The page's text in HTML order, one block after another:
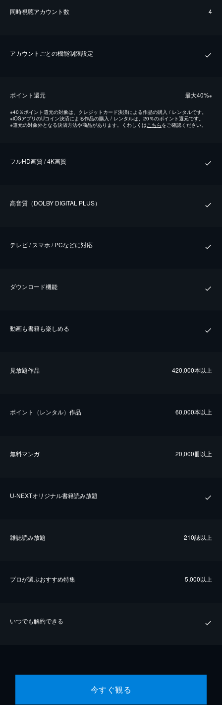
同時視聴アカウント数 4
アカウントごとの機能制限設定
ポイント還元 最⼤40%※
※40％ポイント還元の対象は、クレジットカード決済による作品の購入 / レンタルです。
※iOSアプリのUコイン決済による作品の購入 / レンタルは、20％のポイント還元です。
※還元の対象外となる決済方法や商品があります。くわしくはこちらをご確認ください。
フルHD画質 / 4K画質
⾼⾳質（DOLBY DIGITAL PLUS）
テレビ / スマホ / PCなどに対応
ダウンロード機能
動画も書籍も楽しめる
⾒放題作品 420,000本以上
ポイント（レンタル）作品 60,000本以上
無料マンガ 20,000冊以上
U-NEXTオリジナル書籍読み放題
雑誌読み放題 210誌以上
プロが選ぶおすすめ特集 5,000以上
いつでも解約できる
今すぐ観る